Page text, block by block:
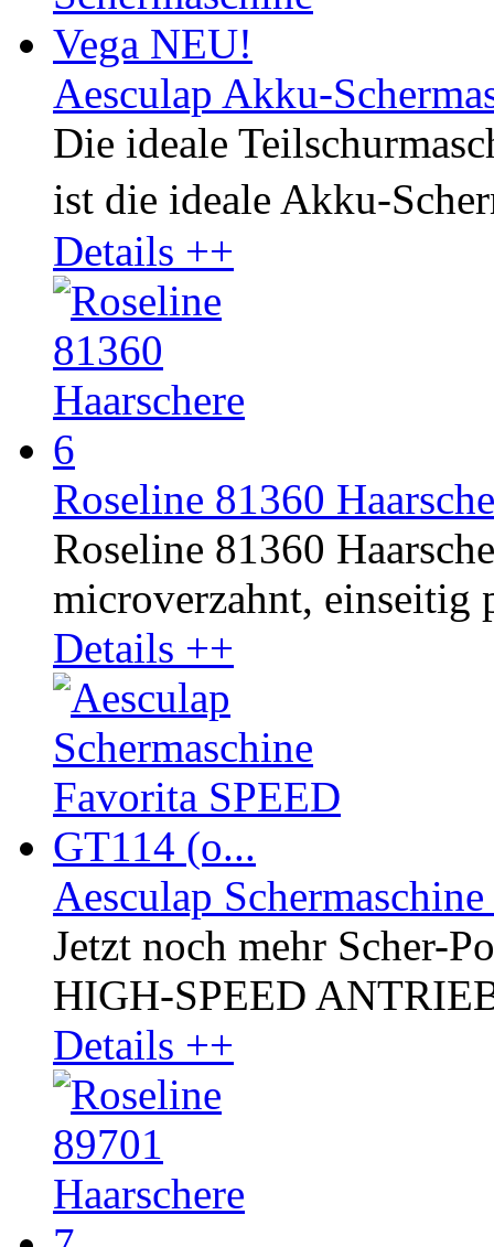
Aesculap Akku-
Die ideale
ist die ideale Akku-
Details ++
Roseline 81360
Roseline 81360
microverzahnt, einseitig
Details ++
Aesculap
Jetzt noch mehr Scher-
HIGH-SPEED
Details ++